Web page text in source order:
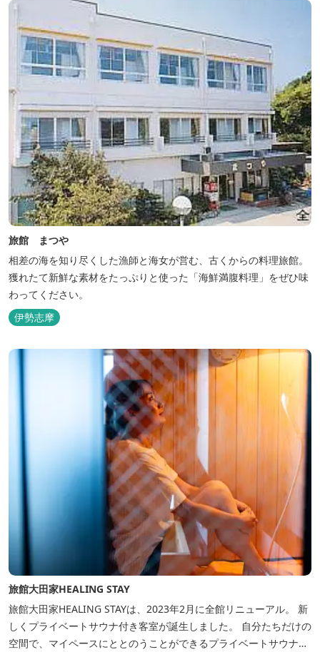
旅館 まつや
相差の海を知り尽くした漁師と海女が営む、古くからの料理旅館。
獲れたて新鮮な素材をたっぷりと使った「海鮮満腹料理」をぜひ味
わってください。
伊勢志摩
旅館大田家HEALING STAY
旅館大田家HEALING STAYは、2023年2月に全館リニューアル。 新
しくプライベートサウナ付き客室が誕生しました。 自分たちだけの
空間で、マイペースにととのうことができるプライベートサウナ。